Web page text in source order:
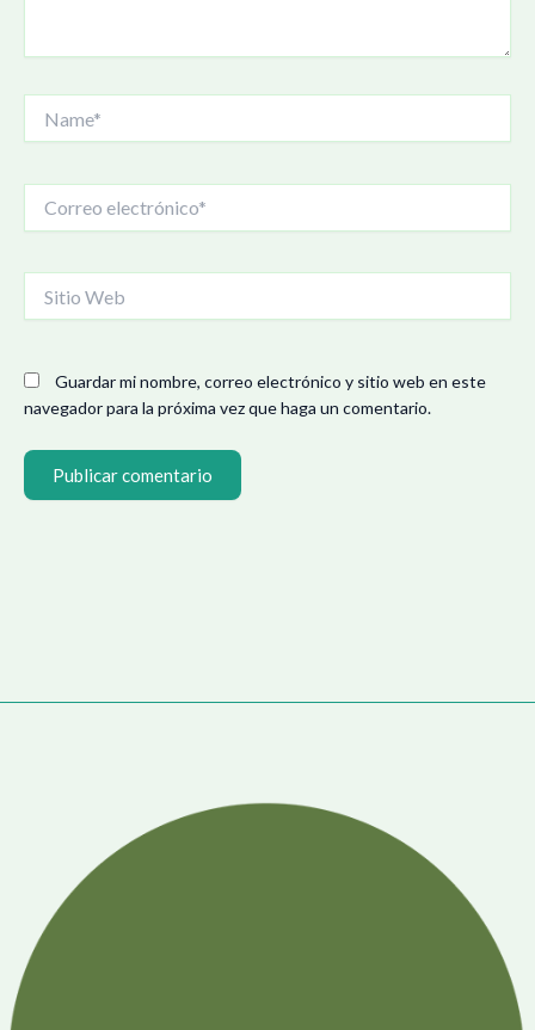
electrónico*
Web
Guardar mi nombre, correo electrónico y sitio web en este
navegador para la próxima vez que haga un comentario.